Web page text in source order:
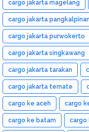
cargo jakarta magelang
cargo jakarta
cargo jakarta purwokerto
cargo jakarta singkawang
cargo jakarta tarakan
cargo jakarta ternate
cargo ke aceh cargo
cargo ke batam cargo